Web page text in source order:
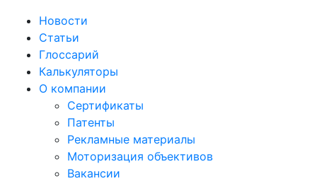
Новости
Статьи
Глоссарий
Калькуляторы
О компании
Сертификаты
Патенты
Рекламные материалы
Моторизация объективов
Вакансии